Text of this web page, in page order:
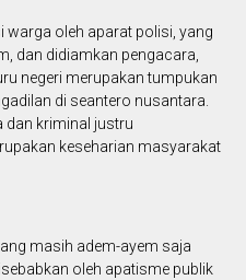
oleh aparat polisi, yang
dan didiamkan pengacara,
negeri merupakan tumpukan
di seantero nusantara.
dan kriminal justru
keseharian masyarakat
masih adem-ayem saja
oleh apatisme publik